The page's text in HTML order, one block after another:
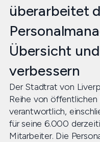
überarbeitet
Übersicht
verbessern
Der Stadtrat von
Reihe von öffentlichen
verantwortlich,
für seine 6.000
Mitarbeiter. Die